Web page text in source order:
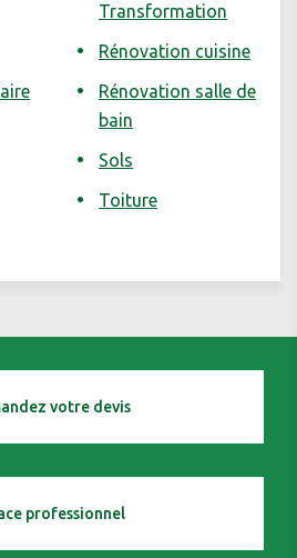
Transformation
Rénovation cuisine
Rénovation salle de
bain
Sols
Toiture
votre devis
professionnel